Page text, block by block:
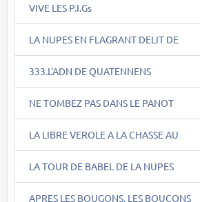
VIVE LES P.I.Gs
LA NUPES EN FLAGRANT DELIT DE
333.L'ADN DE QUATENNENS
NE TOMBEZ PAS DANS LE PANOT
LA LIBRE VEROLE A LA CHASSE AU
LA TOUR DE BABEL DE LA NUPES
APRES LES BOUGONS, LES BOUCONS